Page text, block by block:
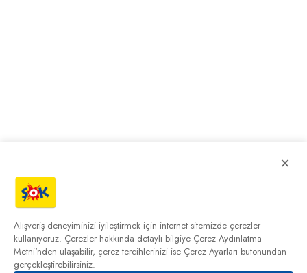
×
Alışveriş deneyiminizi iyileştirmek için internet sitemizde çerezler
kullanıyoruz. Çerezler hakkında detaylı bilgiye Çerez Aydınlatma
Metni'nden ulaşabilir, çerez tercihlerinizi ise Çerez Ayarları butonundan
gerçekleştirebilirsiniz.